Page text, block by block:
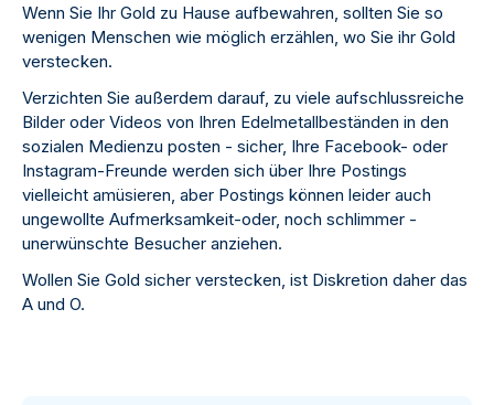
Wenn Sie Ihr Gold zu Hause aufbewahren, sollten Sie so
wenigen Menschen wie möglich erzählen, wo Sie ihr Gold
verstecken.
Verzichten Sie außerdem darauf, zu viele aufschlussreiche
Bilder oder Videos von Ihren Edelmetallbeständen in den
sozialen Medienzu posten - sicher, Ihre Facebook- oder
Instagram-Freunde werden sich über Ihre Postings
vielleicht amüsieren, aber Postings können leider auch
ungewollte Aufmerksamkeit-oder, noch schlimmer -
unerwünschte Besucher anziehen.
Wollen Sie Gold sicher verstecken, ist Diskretion daher das
A und O.